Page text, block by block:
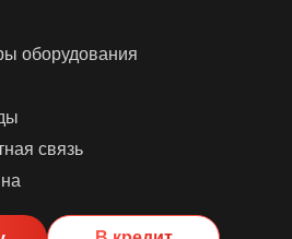
оборудования
связь